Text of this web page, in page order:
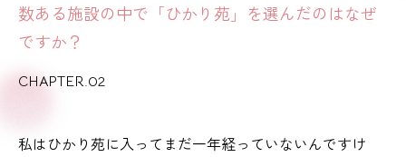
数ある施設の中で「ひかり苑」を選んだのはなぜ
ですか？
CHAPTER.02
私はひかり苑に入ってまだ一年経っていないんですけ